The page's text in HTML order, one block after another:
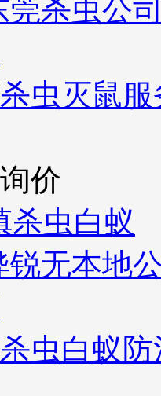
虫灭鼠
价
虫白蚁